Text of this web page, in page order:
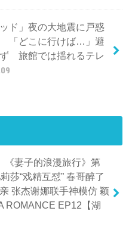
ド」夜の大地震に戸惑
「どこに行けば…」避
旅館では揺れるテレ
《妻子的浪漫旅行》第
莎“戏精互怼” 春哥醉了
张杰谢娜联手神模仿 颖
ROMANCE EP12【湖